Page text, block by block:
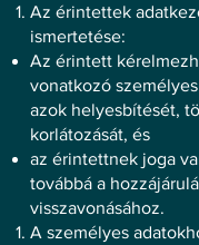
Az érintettek
ismertetése:
Az érintett
vonatkozó
azok helyesbítését,
korlátozását, és
az érintettnek joga
továbbá a
visszavonásához.
A személyes